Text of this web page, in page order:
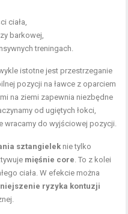
ciała,
barkowej,
treningach.
istotne jest przestrzeganie
pozycji na ławce z oparciem
na ziemi zapewnia niezbędne
od ugiętych łokci,
wracamy do wyjściowej pozycji.
sztangielek nie tylko
mięśnie core. To z kolei
ciała. W efekcie można
ryzyka kontuzji